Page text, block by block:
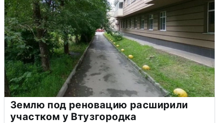
Землю под реновацию расширили
участком у Втузгородка